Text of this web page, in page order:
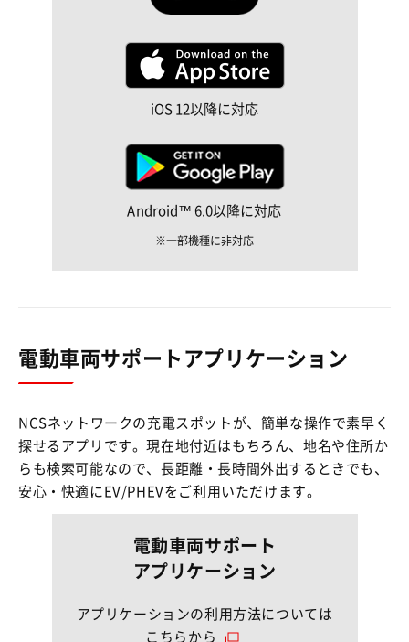
iOS 12以降に対応
Android™ 6.0以降に対応
一部機種に非対応
電動車両サポートアプリケーション
NCSネットワークの充電スポットが、簡単な操作で素早く
探せるアプリです。現在地付近はもちろん、地名や住所か
らも検索可能なので、長距離・長時間外出するときでも、
安心・快適にEV/PHEVをご利用いただけます。
電動車両サポート
アプリケーション
アプリケーションの利用方法については
こちらから